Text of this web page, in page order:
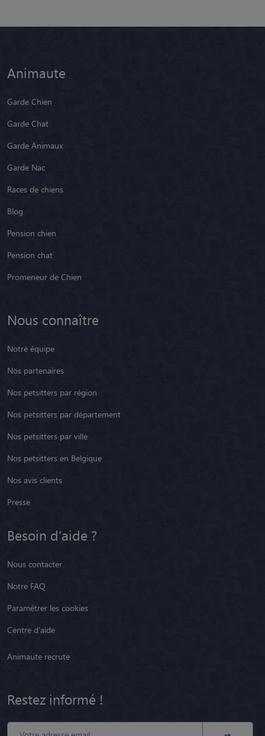
Animaute
Garde Chien
Garde Chat
Garde Animaux
Garde Nac
Races de chiens
Blog
Pension chien
Pension chat
Promeneur de Chien
Nous connaître
Notre équipe
Nos partenaires
Nos petsitters par région
Nos petsitters par département
Nos petsitters par ville
Nos petsitters en Belgique
Nos avis clients
Presse
Besoin d'aide ?
Nous contacter
Notre FAQ
Paramétrer les cookies
Centre d'aide
Animaute recrute
Restez informé !